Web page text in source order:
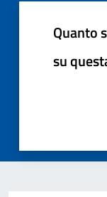
Quanto
su